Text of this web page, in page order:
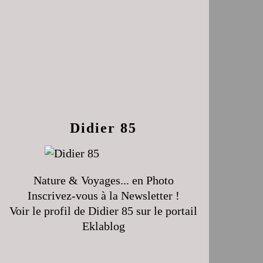
Didier 85
Nature & Voyages... en Photo
Inscrivez-vous à la Newsletter !
Voir le profil de Didier 85 sur le portail
Eklablog